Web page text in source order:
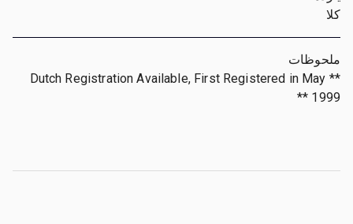
كلا
ملحوظات
** Dutch Registration Available, First Registered in May
1999 **